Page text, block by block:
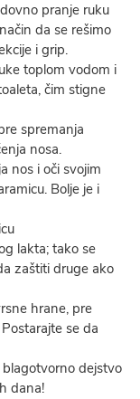
pranje ruku
da se rešimo
i grip.
toplom vodom i
čim stigne
spremanja
nosa.
nos i oči svojim
Bolje je i
lakta; tako se
zaštiti druge ako
hrane, pre
se da
blagotvorno dejstvo
dana!